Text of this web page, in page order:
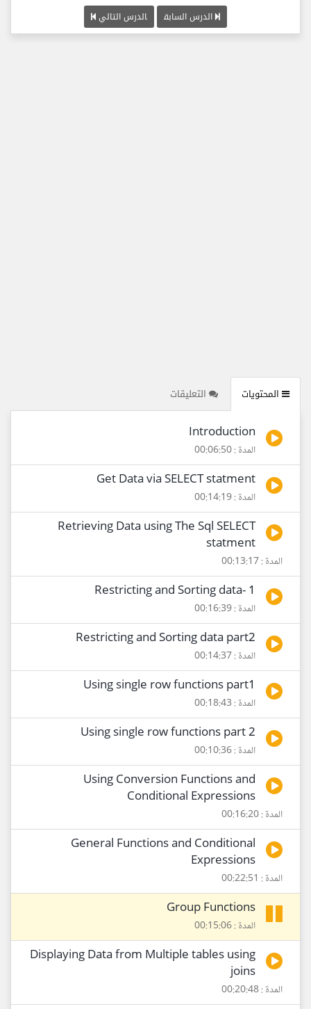
الدرس السابق الدرس التالي
المحتويات التعليقات
Introduction
المدة : 00:06:50
Get Data via SELECT statment
المدة : 00:14:19
Retrieving Data using The Sql SELECT
statment
المدة : 00:13:17
Restricting and Sorting data- 1
المدة : 00:16:39
Restricting and Sorting data part2
المدة : 00:14:37
Using single row functions part1
المدة : 00:18:43
Using single row functions part 2
المدة : 00:10:36
Using Conversion Functions and
Conditional Expressions
المدة : 00:16:20
General Functions and Conditional
Expressions
المدة : 00:22:51
Group Functions
المدة : 00:15:06
Displaying Data from Multiple tables using
joins
المدة : 00:20:48